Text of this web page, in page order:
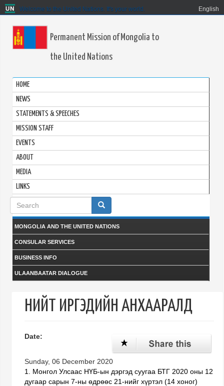
Welcome to the United Nations. It's your world. English
Permanent Mission of Mongolia to
the United Nations
HOME
NEWS
STATEMENTS & SPEECHES
MISSION STAFF
EVENTS
ABOUT
MEDIA
LINKS
Search
form
MONGOLIA AND THE UNITED NATIONS
CONSULAR SERVICES
BUSINESS INFO
ULAANBAATAR DIALOGUE
НИЙТ ИРГЭДИЙН АНХААРАЛД
Date:
Sunday, 06 December 2020
1. Монгол Улсаас НҮБ-ын дэргэд суугаа БТГ 2020 оны 12
дугаар сарын 7-ны өдрөөс 21-нийг хүртэл (14 хоног)